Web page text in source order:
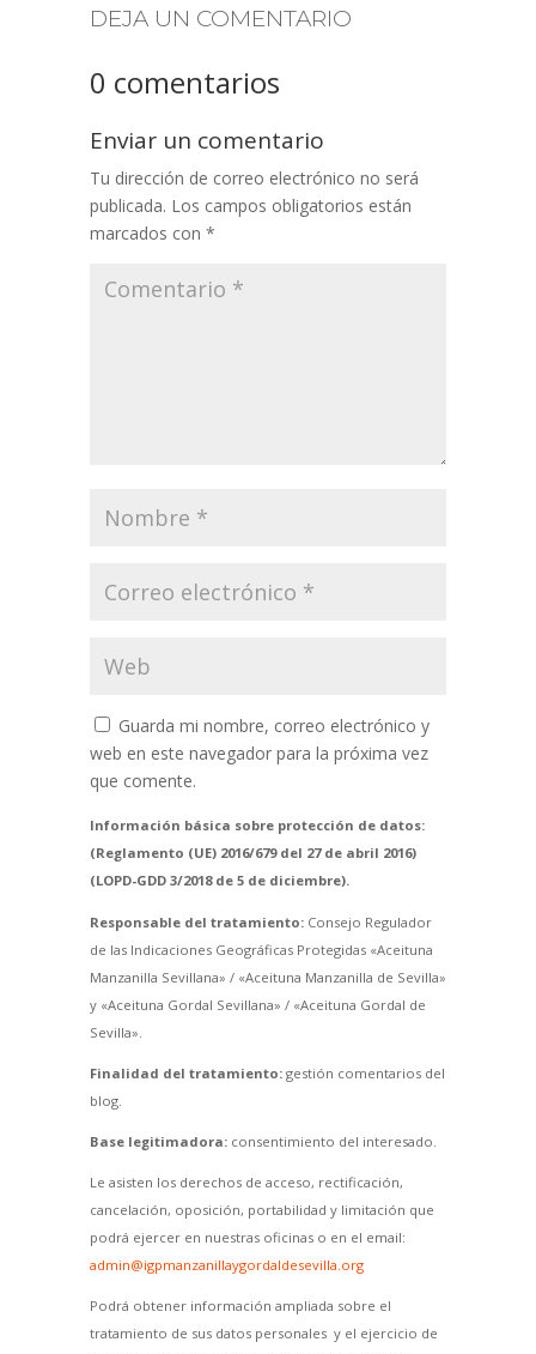
DEJA UN COMENTARIO
0 comentarios
Enviar un comentario
Tu dirección de correo electrónico no será
publicada. Los campos obligatorios están
marcados con *
Guarda mi nombre, correo electrónico y
web en este navegador para la próxima vez
que comente.
Información básica sobre protección de datos:
(Reglamento (UE) 2016/679 del 27 de abril 2016)
(LOPD-GDD 3/2018 de 5 de diciembre).
Responsable del tratamiento:Consejo Regulador
de las Indicaciones Geográficas Protegidas «Aceituna
Manzanilla Sevillana» / «Aceituna Manzanilla de Sevilla»
y «Aceituna Gordal Sevillana» / «Aceituna Gordal de
Sevilla».
Finalidad del tratamiento:gestión comentarios del
blog.
Base legitimadora:consentimiento del interesado.
Le asisten los derechos de acceso, rectificación,
cancelación, oposición, portabilidad y limitación que
podrá ejercer en nuestras oficinas o en el email:
admin@igpmanzanillaygordaldesevilla.org
Podrá obtener información ampliada sobre el
tratamiento de sus datos personales y el ejercicio de